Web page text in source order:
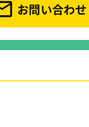
お問い合わせ